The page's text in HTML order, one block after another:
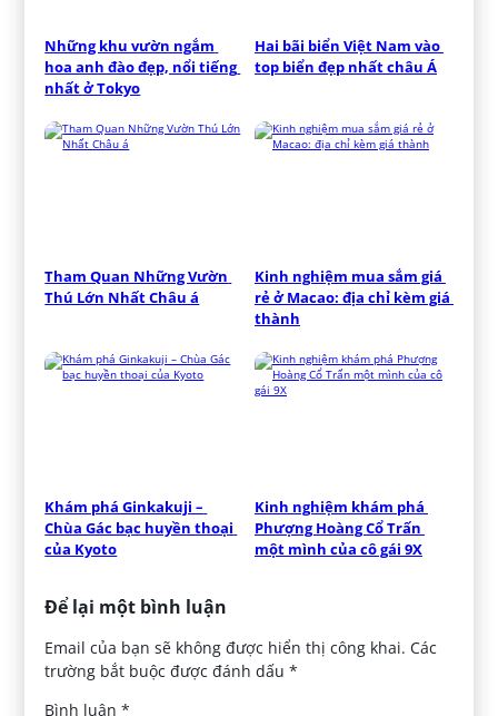
Những khu vườn ngắm
hoa anh đào đẹp, nổi tiếng
nhất ở Tokyo
Hai bãi biển Việt Nam vào
top biển đẹp nhất châu Á
Tham Quan Những Vườn
Thú Lớn Nhất Châu á
Kinh nghiệm mua sắm giá
rẻ ở Macao: địa chỉ kèm giá
thành
Khám phá Ginkakuji –
Chùa Gác bạc huyền thoại
của Kyoto
Kinh nghiệm khám phá
Phượng Hoàng Cổ Trấn
một mình của cô gái 9X
Để lại một bình luận
Email của bạn sẽ không được hiển thị công khai. Các
trường bắt buộc được đánh dấu*
Bình luận*